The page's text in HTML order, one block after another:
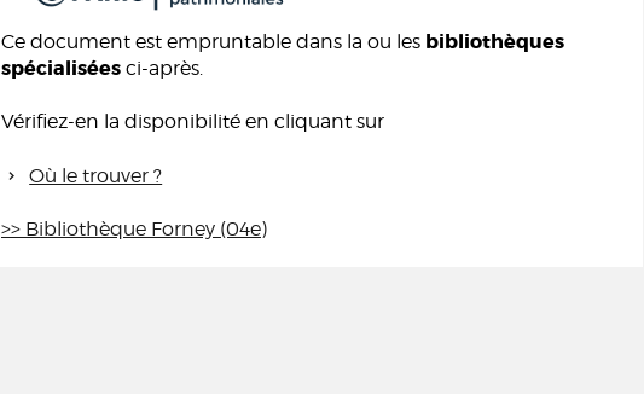
Ce document est empruntable dans la ou les bibliothèques
spécialisées ci-après.
Vérifiez-en la disponibilité en cliquant sur
Où le trouver ?
>> Bibliothèque Forney (04e)